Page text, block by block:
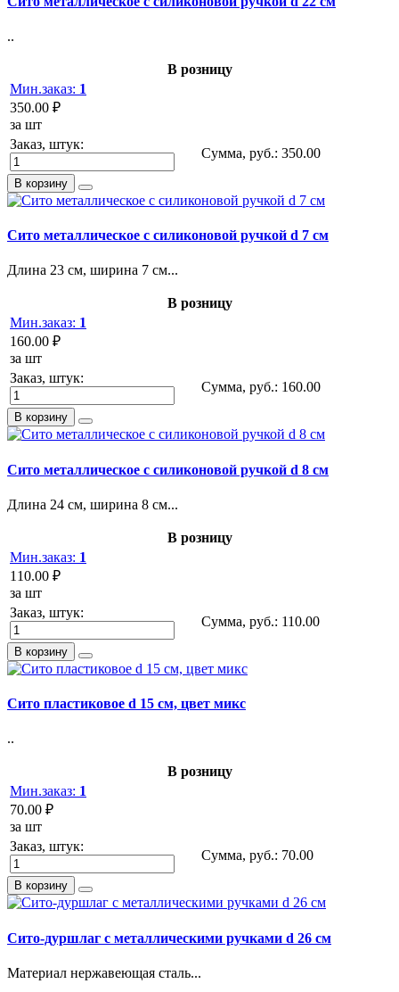
..
В розницу
Мин.заказ: 1
350.00 ₽
за шт
Заказ, штук:
Сумма, руб.: 350.00
В корзину
Сито металлическое с силиконовой ручкой d 7 см
Длина 23 см, ширина 7 см...
В розницу
Мин.заказ: 1
160.00 ₽
за шт
Заказ, штук:
Сумма, руб.: 160.00
В корзину
Сито металлическое с силиконовой ручкой d 8 см
Длина 24 см, ширина 8 см...
В розницу
Мин.заказ: 1
110.00 ₽
за шт
Заказ, штук:
Сумма, руб.: 110.00
В корзину
Сито пластиковое d 15 см, цвет микс
..
В розницу
Мин.заказ: 1
70.00 ₽
за шт
Заказ, штук:
Сумма, руб.: 70.00
В корзину
Сито-дуршлаг с металлическими ручками d 26 см
Материал нержавеющая сталь...